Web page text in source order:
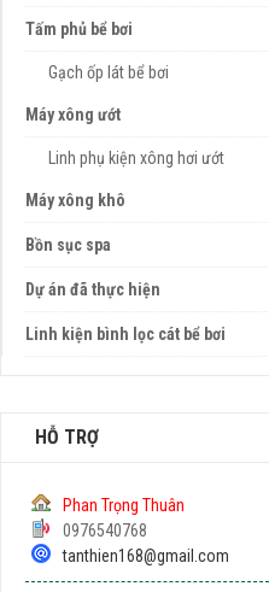
Tấm phủ bể bơi
Gạch ốp lát bể bơi
Máy xông ướt
Linh phụ kiện xông hơi ướt
Máy xông khô
Bồn sục spa
Dự án đã thực hiện
Linh kiện bình lọc cát bể bơi
HỖ TRỢ
Phan Trọng Thuân
0976540768
tanthien168@gmail.com